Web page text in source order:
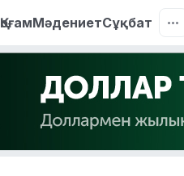
ҚоғамМәдениетСұқбат